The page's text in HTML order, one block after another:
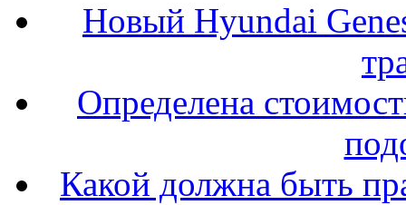
Новый Hyundai
Определена
Какой должна быть